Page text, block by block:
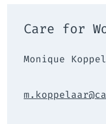
Care for
Monique